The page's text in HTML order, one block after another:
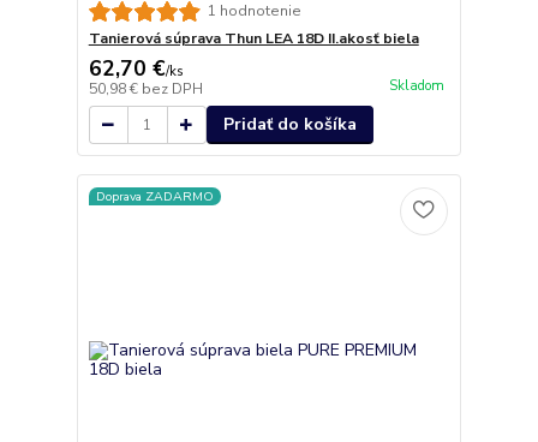
1 hodnotenie
Tanierová súprava Thun LEA 18D II.akosť biela
62,70 €/ks
50,98 € bez DPH Skladom
Pridať do košíka
Doprava ZADARMO